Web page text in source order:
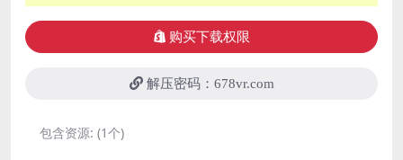
购买下载权限
解压密码：678vr.com
包含资源: (1个)